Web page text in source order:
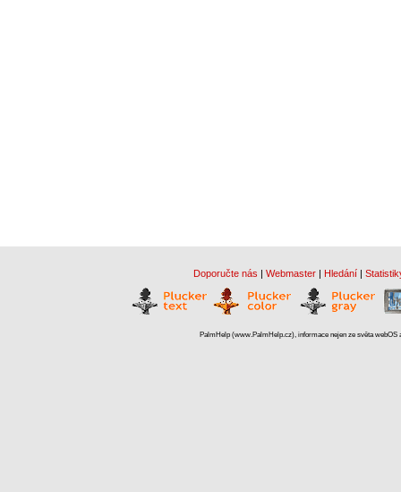
Doporučte nás | Webmaster | Hledání |
PalmHelp (www.PalmHelp.cz), informace nejen ze světa